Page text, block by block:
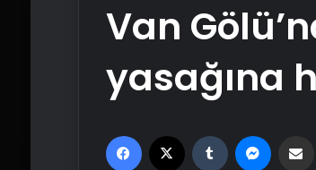
Van
yasağına
Facebook Tumblr